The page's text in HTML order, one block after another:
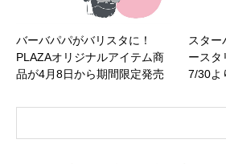
バーバパパがバリスタに！
PLAZAオリジナルアイテム商
品が4月8日から期間限定発売
スター
ースタ
7/30よ